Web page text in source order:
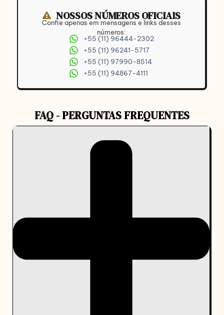
NOSSOS NÚMEROS OFICIAIS
Confie apenas em mensagens e links desses
números:
+55 (11) 96444-2302
+55 (11) 96241-5717
+55 (11) 97990-8514
+55 (11) 94867-4111
FAQ - PERGUNTAS FREQUENTES